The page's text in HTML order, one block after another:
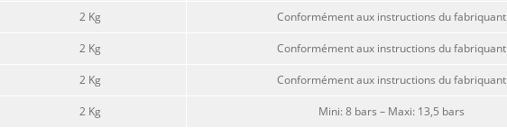
2 Kg Conformément aux instructions du fabriquant
2 Kg Conformément aux instructions du fabriquant
2 Kg Conformément aux instructions du fabriquant
2 Kg Mini: 8 bars – Maxi: 13,5 bars